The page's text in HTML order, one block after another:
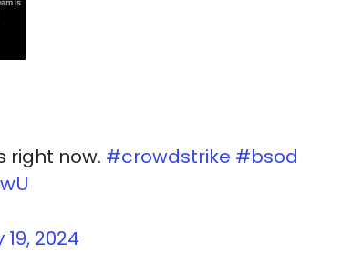
right now. #crowdstrike #bsod
19, 2024